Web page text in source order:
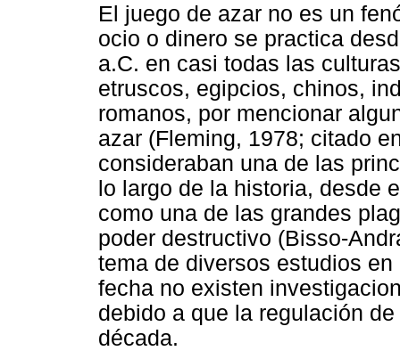
El juego de azar no es un
ocio o dinero se practica
a.C. en casi todas las
etruscos, egipcios, chinos,
romanos, por mencionar
azar (Fleming, 1978; citado
consideraban una de las
lo largo de la historia, desde
como una de las grandes
poder destructivo (Bisso-
tema de diversos estudios
fecha no existen
debido a que la regulación
década.